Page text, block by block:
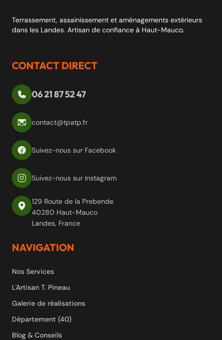
Terrassement, assainissement et aménagements extérieurs
dans les Landes. Artisan de confiance à Haut-Mauco.
CONTACT DIRECT
06 21 87 52 47
contact@tpatp.fr
Suivez-nous sur Facebook
Suivez-nous sur Instagram
129 Route de la Prebende
40280 Haut-Mauco
Landes, France
NAVIGATION
Nos Services
L'Artisan T. Pineau
Galerie de réalisations
Département (40)
Blog & Conseils